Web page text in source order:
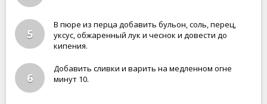
5
В пюре из перца добавить бульон, соль, перец,
уксус, обжаренный лук и чеснок и довести до
кипения.
6
Добавить сливки и варить на медленном огне
минут 10.